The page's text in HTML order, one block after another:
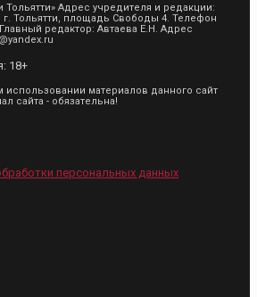
Адрес учредителя и редакции:
г. Тольятти, площадь Свободы 4. Телефон
редактор: Автаева Е.Н. Адрес
18+
материалов данного сайт
сайта - обязательна!
персональных данных